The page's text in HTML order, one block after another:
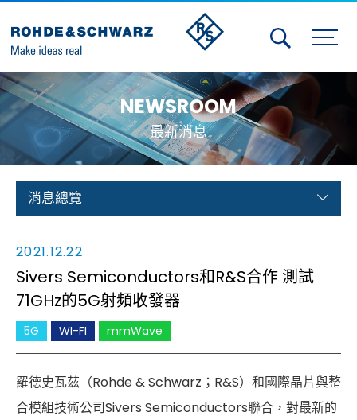
Activities
Contact Us
Member
Calendar
Test and Measurement
Aerospace | Defense | Security
Broadcast and Media
Cybersecurity
NEWSROOM
最新消息
消息總覽
2021.12.22
Sivers Semiconductors和R&S合作 測試
71GHz的5G射頻收發器
5G WI-FI mmWave
羅德史瓦茲（Rohde & Schwarz；R&S）和國際晶片與整
合模組技術公司Sivers Semiconductors聯合，對最新的